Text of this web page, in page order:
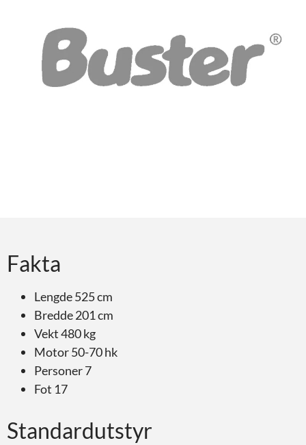
Fakta
Lengde 525 cm
Bredde 201 cm
Vekt 480 kg
Motor 50-70 hk
Personer 7
Fot 17
Standardutstyr